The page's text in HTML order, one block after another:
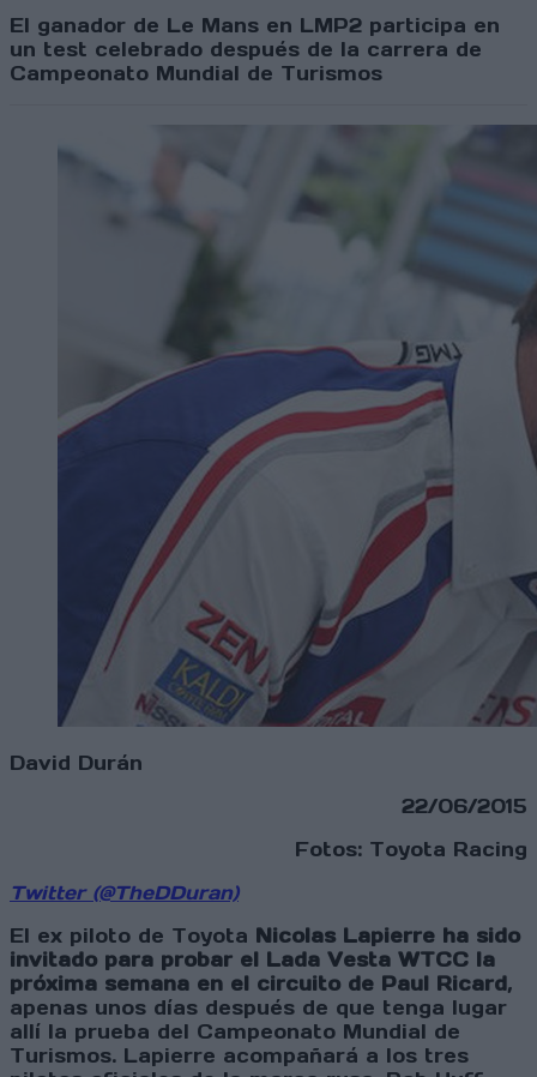
El ganador de Le Mans en LMP2 participa en
un test celebrado después de la carrera de
Campeonato Mundial de Turismos
David Durán
22/06/2015
Fotos: Toyota Racing
Twitter (@TheDDuran)
El ex piloto de Toyota Nicolas Lapierre ha sido
invitado para probar el Lada Vesta WTCC la
próxima semana en el circuito de Paul Ricard,
apenas unos días después de que tenga lugar
allí la prueba del Campeonato Mundial de
Turismos. Lapierre acompañará a los tres